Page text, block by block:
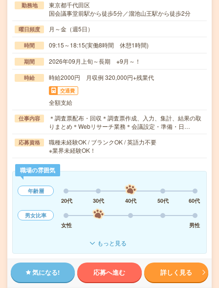
勤務地
東京都千代田区
国会議事堂前駅から徒歩5分／溜池山王駅から徒歩2分
曜日頻度 月～金（週5日）
時間 09:15～18:15(実働8時間 休憩1時間)
期間 2026年09月上旬～長期 ※9月～！
時給 時給2000円 月収例 320,000円+残業代
交通費
全額支給
仕事内容
＊調査票配布・回収＊調査票作成、入力、集計、結果の取
りまとめ＊Webリサーチ業務＊会議設定・準備・日…
応募資格
職種未経験OK / ブランクOK / 英語力不要
※業界未経験OK！
職場の雰囲気
年齢層
20代
30代 40代 50代
60代
男女比率
女性
男性
もっと見る
気になる! 応募へ進む 詳しく見る